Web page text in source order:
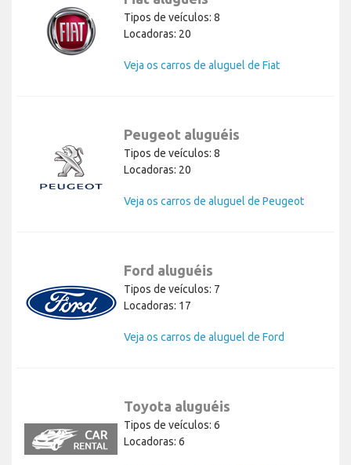
Tipos de veículos: 8
Locadoras: 20
Veja os carros de aluguel de Fiat
Peugeot aluguéis
Tipos de veículos: 8
Locadoras: 20
Veja os carros de aluguel de Peugeot
Ford aluguéis
Tipos de veículos: 7
Locadoras: 17
Veja os carros de aluguel de Ford
Toyota aluguéis
Tipos de veículos: 6
Locadoras: 6